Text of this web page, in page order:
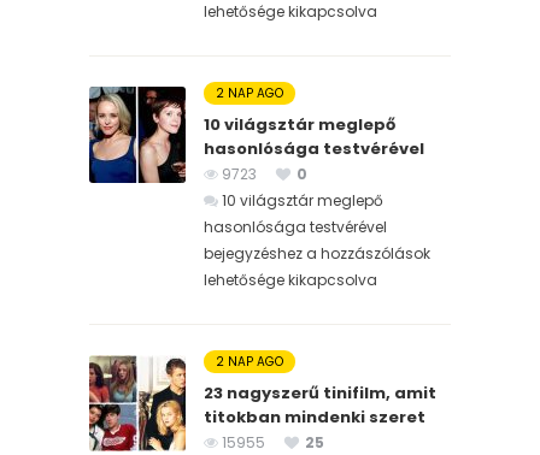
lehetősége kikapcsolva
2 NAP AGO
10 világsztár meglepő
hasonlósága testvérével
9723
0
10 világsztár meglepő
hasonlósága testvérével
bejegyzéshez a hozzászólások
lehetősége kikapcsolva
2 NAP AGO
23 nagyszerű tinifilm, amit
titokban mindenki szeret
15955
25